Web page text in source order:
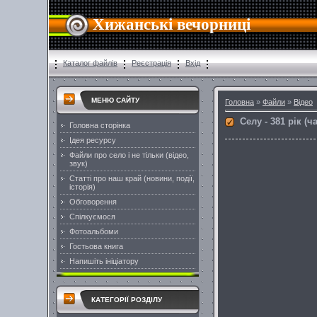
Хижанські вечорниці
Каталог файлів Реєстрація Вхід
МЕНЮ САЙТУ
Головна сторінка
Ідея ресурсу
Файли про село і не тільки (відео,
звук)
Статті про наш край (новини, події,
історія)
Обговорення
Спілкуємося
Фотоальбоми
Гостьова книга
Напишіть ініціатору
КАТЕГОРІЇ РОЗДІЛУ
Головна » Файли » Відео
Селу - 381 рік